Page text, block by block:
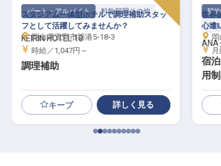
パート・アルバイト 料飲部門その他
KEIRIN HOTEL 10
調理補助
スタジアム一体型ホテルで調理補助スタッ
フとして活躍してみませんか？
岡山県玉野市築港5‐18‐3
時給／1,047円～
キープ 詳しく見る
契約
マ
ANA
宿
用
世界
心遣